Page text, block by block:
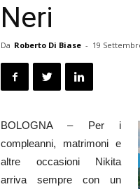
Neri
Da Roberto Di Biase - 19
BOLOGNA – Per i
compleanni, matrimoni e
altre occasioni Nikita
arriva sempre con un